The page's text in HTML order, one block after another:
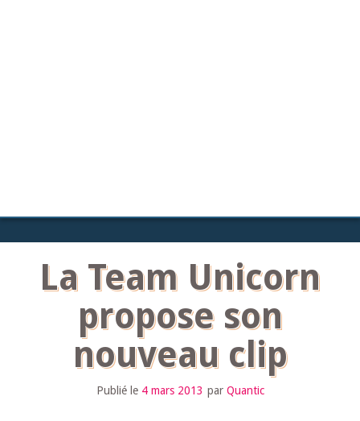
La Team Unicorn
propose son
nouveau clip
Publié le 4 mars 2013 par Quantic